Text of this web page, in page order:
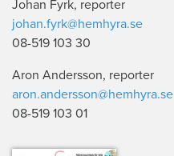
Johan Fyrk, reporter
johan.fyrk@hemhyra.se
08-519 103 30
Aron Andersson, reporter
aron.andersson@hemhyra.se
08-519 103 01